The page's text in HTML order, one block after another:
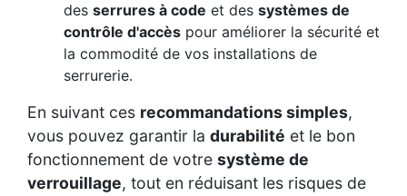
des serrures à code et des systèmes de
contrôle d'accès pour améliorer la sécurité et
la commodité de vos installations de
serrurerie.
En suivant ces recommandations simples,
vous pouvez garantir la durabilité et le bon
fonctionnement de votre système de
verrouillage, tout en réduisant les risques de